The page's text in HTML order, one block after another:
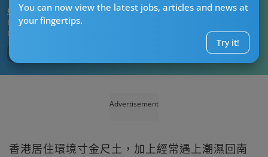
You can now view the latest jobs, articles and news at
your fingertips.
Try it!
CTgoodjobs’ Editor
Published:2026-06-06 20:15
Updated:
Advertisement
香港居住環境寸金尺土，加上經常遇上潮濕回南